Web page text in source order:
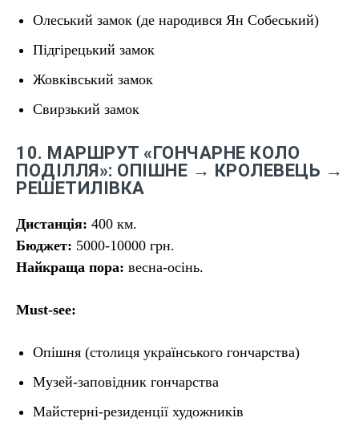
Олеський замок (де народився Ян Собеський)
Підгірецький замок
Жовківський замок
Свирзький замок
10. МАРШРУТ «ГОНЧАРНЕ КОЛО
ПОДІЛЛЯ»: ОПІШНЕ → КРОЛЕВЕЦЬ →
РЕШЕТИЛІВКА
Дистанція: 400 км.
Бюджет: 5000-10000 грн.
Найкраща пора: весна-осінь.
Must-see:
Опішня (столиця українського гончарства)
Музей-заповідник гончарства
Майстерні-резиденції художників